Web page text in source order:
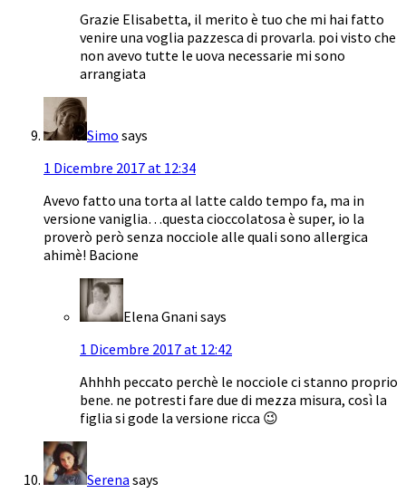
Grazie Elisabetta, il merito è tuo che mi hai fatto
venire una voglia pazzesca di provarla. poi visto che
non avevo tutte le uova necessarie mi sono
arrangiata
Simo says
1 Dicembre 2017 at 12:34
Avevo fatto una torta al latte caldo tempo fa, ma in
versione vaniglia…questa cioccolatosa è super, io la
proverò però senza nocciole alle quali sono allergica
ahimè! Bacione
Elena Gnanisays
1 Dicembre 2017 at 12:42
Ahhhh peccato perchè le nocciole ci stanno proprio
bene. ne potresti fare due di mezza misura, così la
figlia si gode la versione ricca 😉
Serena says